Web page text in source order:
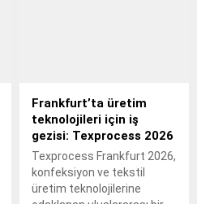
Frankfurt’ta üretim
teknolojileri için iş
gezisi: Texprocess 2026
Texprocess Frankfurt 2026,
konfeksiyon ve tekstil
üretim teknolojilerine